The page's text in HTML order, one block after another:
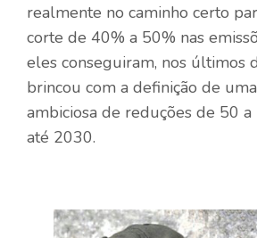
realmente no caminho certo
corte de 40% a 50% nas
eles conseguiram, nos últimos
brincou com a definição de
ambiciosa de reduções de 50
até 2030.